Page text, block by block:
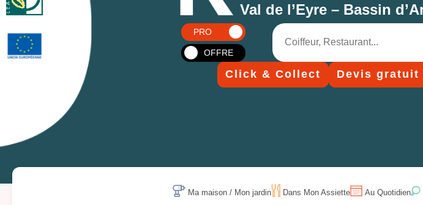
Val de l’Eyre – Bassin
PRO
OFFRE
Click & Collect Devis gratuit
Ma maison / Mon jardin Dans Mon Assiette Au Quotidien